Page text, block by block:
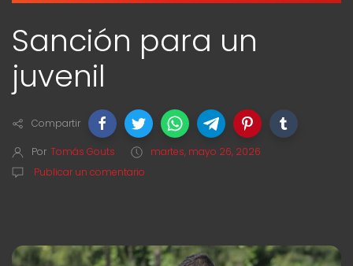
Sanción para un
juvenil
Compartir
Por Tomás Gouts
martes, mayo 26, 2026
Publicar un comentario